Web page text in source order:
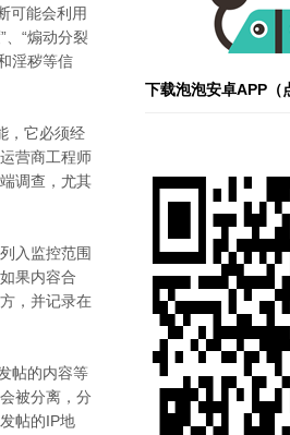
可能会利用
、“煽动分裂
淫秽等信
，它必须经
营商工程师
调查，尤其
入监控范围
果内容合
，并记录在
帖的内容等
被分离，分
帖的IP地
下载泡泡安卓APP（